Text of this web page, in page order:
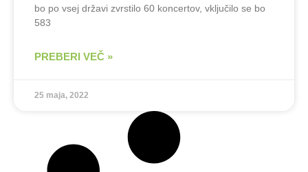
bo po vsej državi zvrstilo 60 koncertov, vključilo se bo
583
PREBERI VEČ »
25 maja, 2022